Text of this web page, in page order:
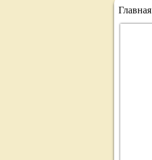
Главная